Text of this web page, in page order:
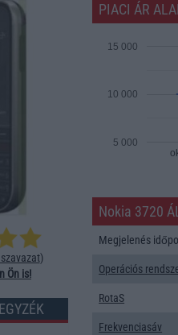
)
Ön is!
PIACI ÁR
5 000
10 000
15 000
Nokia 3720
Megjelenés
Operációs
RotaS
Frekvenciasáv